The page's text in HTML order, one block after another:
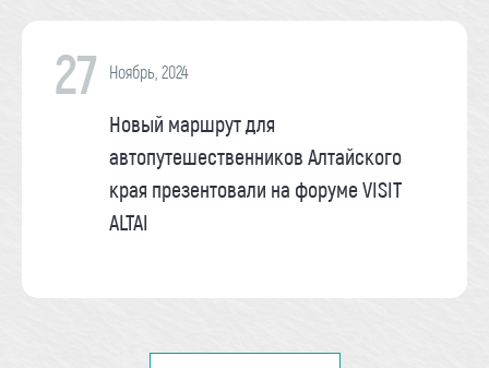
27 Ноябрь, 2024
Новый маршрут для
автопутешественников Алтайского
края презентовали на форуме VISIT
ALTAI